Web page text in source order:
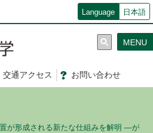
Language 日本語
交通アクセス お問い合わせ
MENU
が形成される新たな仕組みを解明 ―が